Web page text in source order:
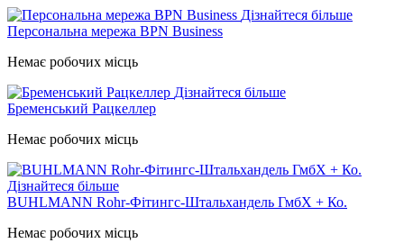
Дізнайтеся більше
Персональна мережа BPN Business
Немає робочих місць
Дізнайтеся більше
Бременський Рацкеллер
Немає робочих місць
Дізнайтеся більше
BUHLMANN Rohr-Фітингс-Штальхандель ГмбХ + Ко.
Немає робочих місць